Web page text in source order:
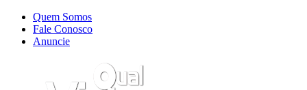
Quem Somos
Fale Conosco
Anuncie